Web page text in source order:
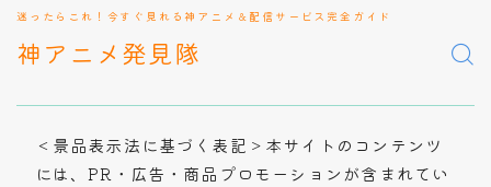
神アニメ発見隊
迷ったらこれ！今すぐ見れる神アニメ＆配信サービス完全ガイド
＜景品表示法に基づく表記＞本サイトのコンテンツ
には、PR・広告・商品プロモーションが含まれてい